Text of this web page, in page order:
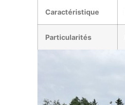
Caractéristique
Particularités